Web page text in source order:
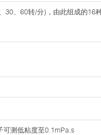
、60转/分)，由此组成的16
可测低粘度至0.1mPa.s